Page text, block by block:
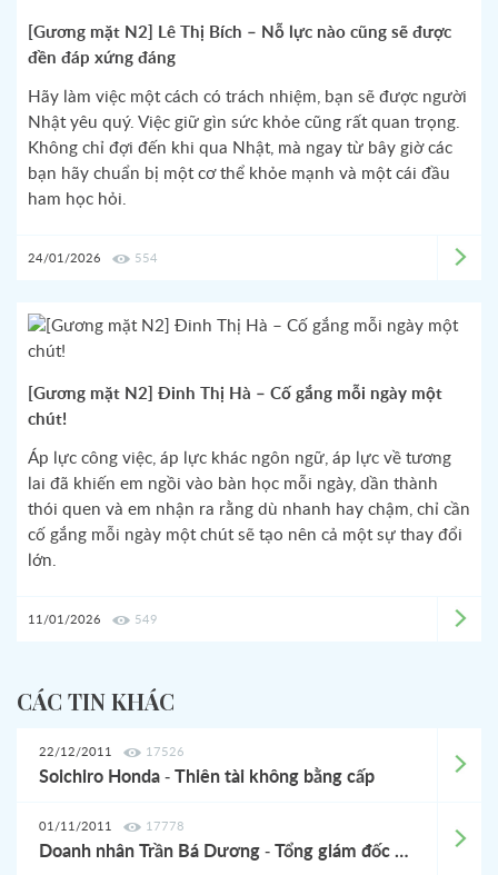
[Gương mặt N2] Lê Thị Bích – Nỗ lực nào cũng sẽ được
đền đáp xứng đáng
Hãy làm việc một cách có trách nhiệm, bạn sẽ được người
Nhật yêu quý. Việc giữ gìn sức khỏe cũng rất quan trọng.
Không chỉ đợi đến khi qua Nhật, mà ngay từ bây giờ các
bạn hãy chuẩn bị một cơ thể khỏe mạnh và một cái đầu
ham học hỏi.
24/01/2026 554
[Gương mặt N2] Đinh Thị Hà – Cố gắng mỗi ngày một
chút!
Áp lực công việc, áp lực khác ngôn ngữ, áp lực về tương
lai đã khiến em ngồi vào bàn học mỗi ngày, dần thành
thói quen và em nhận ra rằng dù nhanh hay chậm, chỉ cần
cố gắng mỗi ngày một chút sẽ tạo nên cả một sự thay đổi
lớn.
11/01/2026 549
CÁC TIN KHÁC
22/12/2011 17526
Soichiro Honda - Thiên tài không bằng cấp
01/11/2011 17778
Doanh nhân Trần Bá Dương - Tổng giám đốc tập đoàn Ô tô Trường Hải